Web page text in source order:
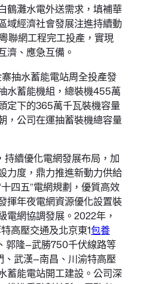
鶴灘水電外送需求，填補華
域經濟社會發展注進持續動
聯網工程完工投產，實現
濟、應急互備。
抽水蓄能電站周全投產發
水蓄能機組，總裝機455萬
定下的365萬千瓦裝機容量
，公司在運抽蓄裝機總容量
持續優化電網發展布局，加
力度，鼎力推進新動力供給
四五”電網規劃，優質高效
揮年夜電網資源優化設置裝
電網協調發展。2022年，
高壓交通及北京東1包養
郭隆—武勝750千伏線路等
武漢—南昌、川渝特高壓
蓄能電站開工建設。公司深